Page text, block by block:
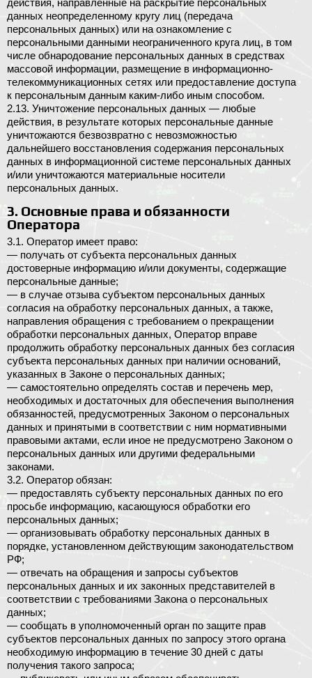
действия, направленные на раскрытие персональных
данных неопределенному кругу лиц (передача
персональных данных) или на ознакомление с
персональными данными неограниченного круга лиц, в том
числе обнародование персональных данных в средствах
массовой информации, размещение в информационно-
телекоммуникационных сетях или предоставление доступа
к персональным данным каким-либо иным способом.
2.13. Уничтожение персональных данных — любые
действия, в результате которых персональные данные
уничтожаются безвозвратно с невозможностью
дальнейшего восстановления содержания персональных
данных в информационной системе персональных данных
и/или уничтожаются материальные носители
персональных данных.
3. Основные права и обязанности
Оператора
3.1. Оператор имеет право:
— получать от субъекта персональных данных
достоверные информацию и/или документы, содержащие
персональные данные;
— в случае отзыва субъектом персональных данных
согласия на обработку персональных данных, а также,
направления обращения с требованием о прекращении
обработки персональных данных, Оператор вправе
продолжить обработку персональных данных без согласия
субъекта персональных данных при наличии оснований,
указанных в Законе о персональных данных;
— самостоятельно определять состав и перечень мер,
необходимых и достаточных для обеспечения выполнения
обязанностей, предусмотренных Законом о персональных
данных и принятыми в соответствии с ним нормативными
правовыми актами, если иное не предусмотрено Законом о
персональных данных или другими федеральными
законами.
3.2. Оператор обязан:
— предоставлять субъекту персональных данных по его
просьбе информацию, касающуюся обработки его
персональных данных;
— организовывать обработку персональных данных в
порядке, установленном действующим законодательством
РФ;
— отвечать на обращения и запросы субъектов
персональных данных и их законных представителей в
соответствии с требованиями Закона о персональных
данных;
— сообщать в уполномоченный орган по защите прав
субъектов персональных данных по запросу этого органа
необходимую информацию в течение 30 дней с даты
получения такого запроса;